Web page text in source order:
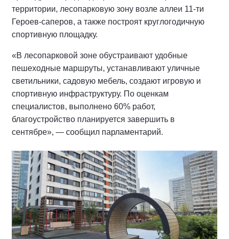
территории, лесопарковую зону возле аллеи 11-ти
Героев-саперов, а также построят круглогодичную
спортивную площадку.
«В лесопарковой зоне обустраивают удобные
пешеходные маршруты, устанавливают уличные
светильники, садовую мебель, создают игровую и
спортивную инфраструктуру. По оценкам
специалистов, выполнено 60% работ,
благоустройство планируется завершить в
сентябре», — сообщил парламентарий.